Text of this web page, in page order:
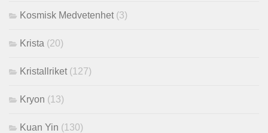
Kosmisk Medvetenhet (3)
Krista (20)
Kristallriket (127)
Kryon (13)
Kuan Yin (130)